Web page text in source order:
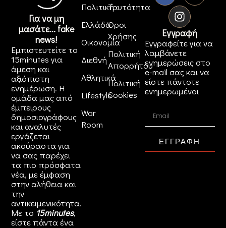
Για να μη
μασάτε... fake
news!
Εμπιστευτείτε το
15minutes για
άμεση και
αξιόπιστη
ενημέρωση. Η
ομάδα μας από
έμπειρους
δημοσιογράφους
και αναλυτές
εργάζεται
ακούραστα για
να σας παρέχει
τα πιο πρόσφατα
νέα, με έμφαση
στην αλήθεια και
την
αντικειμενικότητα.
Με το 15minutes,
είστε πάντα ένα
Πολιτική
Ελλάδα
Οικονομία
Διεθνή
Αθλητικά
Lifestyle
War
Room
Ταυτότητα
Όροι
Χρήσης
Πολιτική
Απορρήτου
Πολιτική
Cookies
Εγγραφή
Εγγραφείτε για να
λαμβάνετε
ενημερώσεις στο
e-mail σας και να
είστε πάντοτε
ενημερωμένοι
ΕΓΓΡΑΦΗ